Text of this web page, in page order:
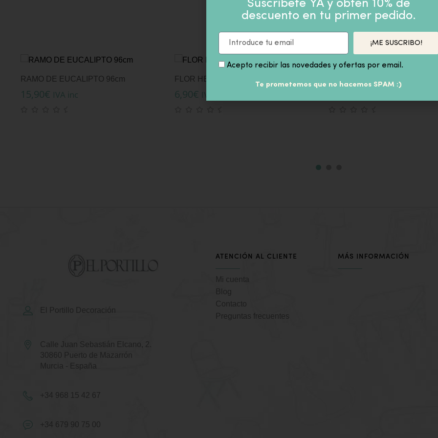
PRODUCTOS SIMILARES
RAMO DE EUCALIPTO 96cm
15,90€ IVA inc
FLOR HELICORNIA MARRÓN H53
6,90€ IVA inc
El Portillo Decoración
Calle Juan Sebastián Elcano, 2.
30860 Puerto de Mazarrón
Murcia - España
+34 968 15 42 67
+34 679 90 75 00
ATENCIÓN AL CLIENTE
Mi cuenta
Blog
Contacto
Preguntas frecuentes
MÁS INFORMACIÓN
Suscríbete YA y obtén 10% de
descuento en tu primer pedido.
Acepto recibir las novedades y ofertas por email.
¡ME SUSCRIBO!
Te prometemos que no hacemos SPAM :)